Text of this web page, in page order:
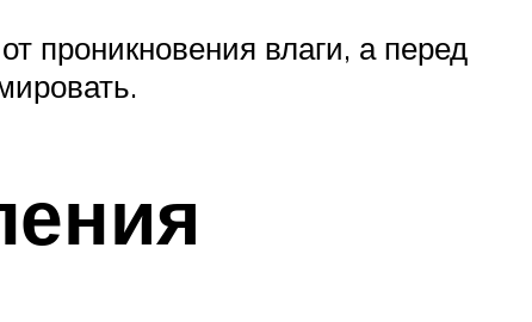
проникновения влаги, а перед